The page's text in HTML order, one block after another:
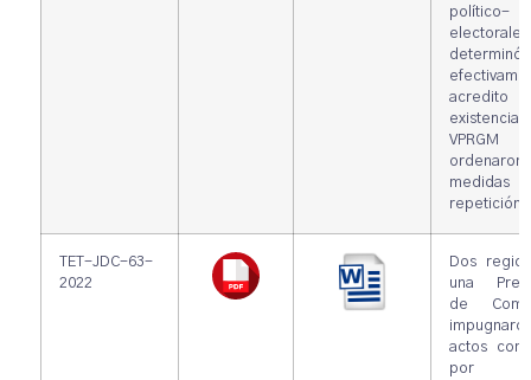
político-
VPRGM
ordenaron
medidas
repetición.
TET-JDC-63-
2022
Dos
una
de
actos
por